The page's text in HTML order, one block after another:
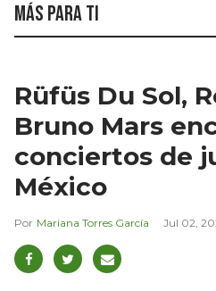
Más para ti
Rüfüs Du Sol,
Bruno Mars
conciertos de
México
Mariana Torres García Jul 02,